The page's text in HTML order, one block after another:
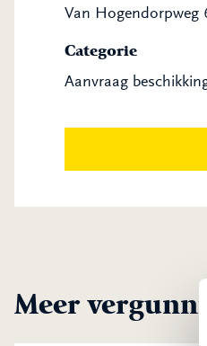
Van Hogendorpweg
Categorie
Aanvraag
Meer